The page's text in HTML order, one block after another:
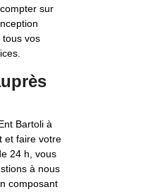
sur
vos
Bartoli à
et faire votre
24 h, vous
à nous
composant